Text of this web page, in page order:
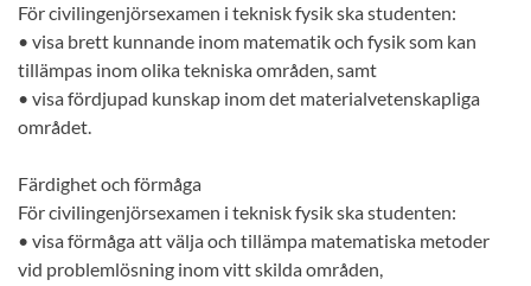
För civilingenjörsexamen i teknisk fysik ska studenten:
• visa brett kunnande inom matematik och fysik som kan
tillämpas inom olika tekniska områden, samt
• visa fördjupad kunskap inom det materialvetenskapliga
området.
Färdighet och förmåga
För civilingenjörsexamen i teknisk fysik ska studenten:
• visa förmåga att välja och tillämpa matematiska metoder
vid problemlösning inom vitt skilda områden,